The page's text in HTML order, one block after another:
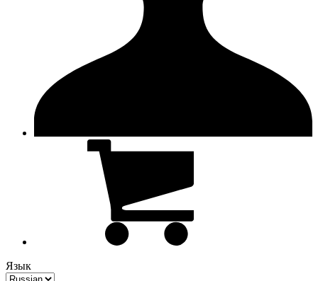
Язык